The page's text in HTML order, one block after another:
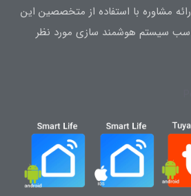
مشاوره با استفاده از متخصصین این
سیستم هوشمند سازی مورد نظر